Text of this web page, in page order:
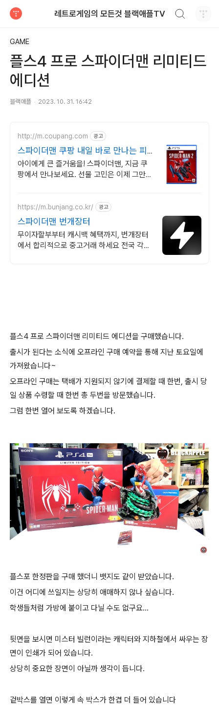
레트로게임의 모든것 블랙애플TV
GAME
플스4 프로 스파이더맨 리미티드
에디션
블랙애플 2023. 10. 31. 16:42
http://m.coupang.com 광고
스파이더맨 쿠팡 내일 바로 만나는 피
규어
아이에게 큰 즐거움을! 스파이더맨, 지금 쿠
팡에서 만나보세요. 선물 고민은 이제 그만,
https://m.bunjang.co.kr/ 광고
스파이더맨 번개장터
무이자할부부터 캐시백 혜택까지, 번개장터
에서 합리적으로 중고거래 하세요 전국 각지
플스4 프로 스파이더맨 리미티드 에디션을 구매했습니다.
출시가 된다는 소식에 오프라인 구매 예약을 통해 지난 토요일에
가져왔습니다~
오프라인 구매는 택배가 지원되지 않기에 결제할 때 한번, 출시 당
일 상품 수령할 때 한번 총 두번을 방문했습니다.
그럼 한번 열어 보도록 하겠습니다.
플스포 한정판을 구매 했더니 뱃지도 같이 받았습니다.
이건 어디에 쓰일지는 상당히 애매하지 않나 싶습니다.
학생들처럼 가방에 붙이고 다닐 수도 없구요...
뒷면을 보시면 미스터 빌런이라는 캐릭터와 지하철에서 싸우는 장
면이 인쇄가 되어 있습니다.
상당히 중요한 장면이 아닐까 생각이 듭니다.
겉박스를 열면 이렇게 속 박스가 한겹 더 들어 있습니다